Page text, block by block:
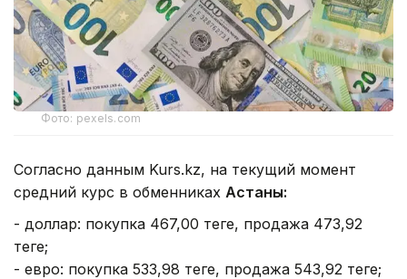
Фото: pexels.com
Согласно данным Kurs.kz, на текущий момент
средний курс в обменниках Астаны:
- доллар: покупка 467,00 теңге, продажа 473,92
теңге;
- евро: покупка 533,98 теңге, продажа 543,92 теңге;